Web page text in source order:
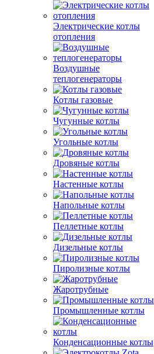
Электрические котлы
отопления
Воздушные
теплогенераторы
Котлы газовые
Чугунные котлы
Угольные котлы
Дровяные котлы
Настенные котлы
Напольные котлы
Пеллетные котлы
Дизельные котлы
Пиролизные котлы
Жаротрубные
Промышленные котлы
Конденсационные котлы